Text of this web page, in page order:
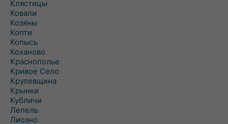
Клястицы
Ковали
Козяны
Копти
Копысь
Коханово
Краснополье
Кривое Село
Крулевщина
Крынки
Кубличи
Лепель
Лиозно